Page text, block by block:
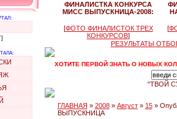
ФИНАЛИСТКА КОНКУРСА
МИСС ВЫПУСКНИЦА-2008:
[ФОТО ФИНАЛИСТОК ТРЕХ
КОНКУРСОВ]
[
РЕЗУЛЬТАТЫ
ХОТИТЕ ПЕРВОЙ ЗНАТЬ О НОВЫХ
"ТВОЙ
ГЛАВНАЯ » 2008» Август» 15»
ВЫПУСКНИЦА